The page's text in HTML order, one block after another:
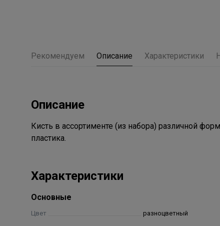
Рекомендуем Описание Характеристики
Описание
Кисть в ассортименте (из набора) различной
пластика.
Характеристики
Основные
Цвет разноцветный